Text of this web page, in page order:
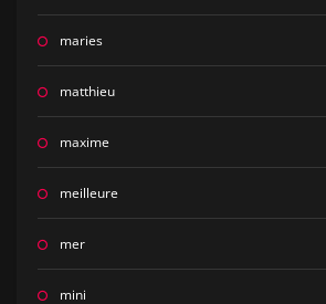
maries
matthieu
maxime
meilleure
mer
mini